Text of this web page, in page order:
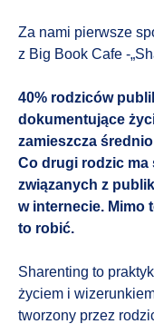
Za nami pierwsze
z Big Book Cafe -
40% rodziców
dokumentujące
zamieszcza
Co drugi rodzic ma
związanych z
w internecie. Mimo
to robić.
Sharenting to
życiem i
tworzony przez